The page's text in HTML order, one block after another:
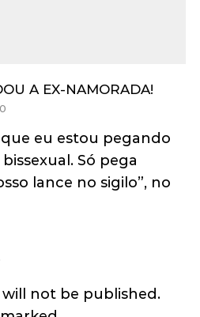
A EX-NAMORADA!
0
eu estou pegando
Só pega
lance no sigilo”, no
not be published.